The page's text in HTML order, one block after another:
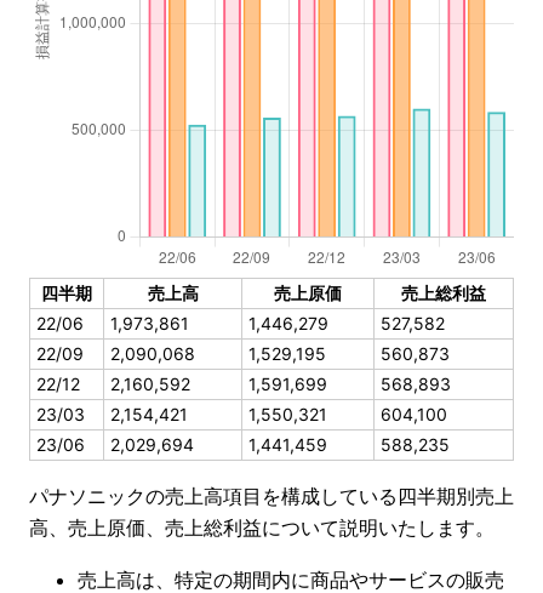
四半期 売上高 売上原価
売上総利益
22/06
1,973,861 1,446,279
527,582
22/09
2,090,068 1,529,195
560,873
22/12
2,160,592 1,591,699
568,893
23/03
2,154,421 1,550,321
604,100
23/06
2,029,694 1,441,459 588,235
パナソニックの売上高項目を構成している四半期別売上
高、売上原価、売上総利益について説明いたします。
売上高は、特定の期間内に商品やサービスの販売